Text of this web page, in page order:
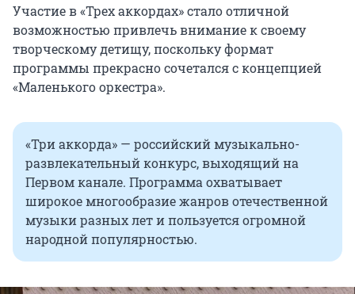
Участие в «Трех аккордах» стало отличной
возможностью привлечь внимание к своему
творческому детищу, поскольку формат
программы прекрасно сочетался с концепцией
«Маленького оркестра».
«Три аккорда» — российский музыкально-
развлекательный конкурс, выходящий на
Первом канале. Программа охватывает
широкое многообразие жанров отечественной
музыки разных лет и пользуется огромной
народной популярностью.